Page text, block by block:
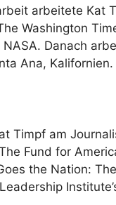
arbeitete Kat
Washington
Danach
Ana, Kalifornien.
Timpf am
Fund for
the Nation: